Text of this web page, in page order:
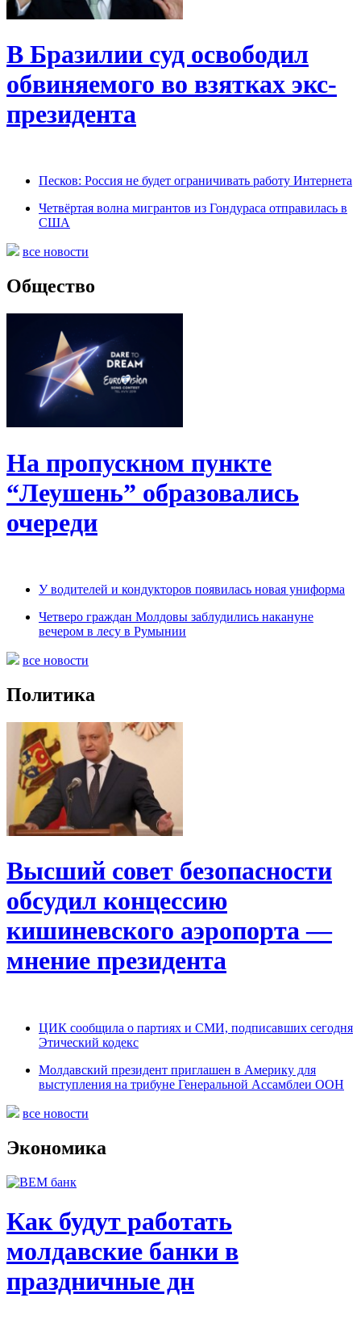
В Бразилии суд освободил
обвиняемого во взятках экс-
президента
Песков: Россия не будет ограничивать работу Интернета
Четвёртая волна мигрантов из Гондураса отправилась в
США
все новости
Общество
На пропускном пункте
“Леушень” образовались
очереди
У водителей и кондукторов появилась новая униформа
Четверо граждан Молдовы заблудились накануне
вечером в лесу в Румынии
все новости
Политика
Высший совет безопасности
обсудил концессию
кишиневского аэропорта —
мнение президента
ЦИК сообщила о партиях и СМИ, подписавших сегодня
Этический кодекс
Молдавский президент приглашен в Америку для
выступления на трибуне Генеральной Ассамблеи ООН
все новости
Экономика
Как будут работать
молдавские банки в
праздничные дн